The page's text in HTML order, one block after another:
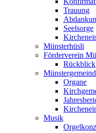
Trauung
Seelsorge
Münsterhüsli
Förderverein
Rückblick
Organe
Musik